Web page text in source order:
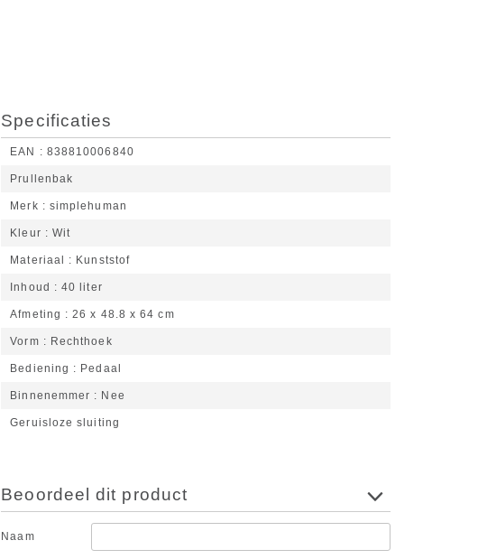
Specificaties
EAN 838810006840
Prullenbak
Merk simplehuman
Kleur Wit
Materiaal Kunststof
Inhoud 40 liter
Afmeting 26 x 48.8 x 64 cm
Vorm Rechthoek
Bediening Pedaal
Binnenemmer Nee
Geruisloze sluiting
Beoordeel dit product
Naam